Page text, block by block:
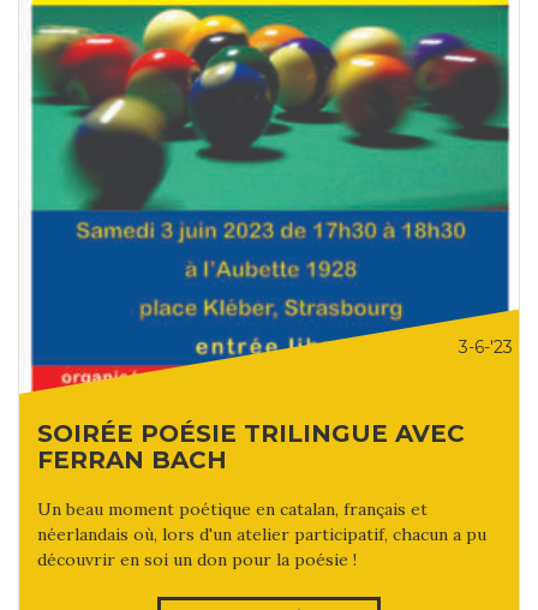
3-6-'23
SOIRÉE POÉSIE TRILINGUE AVEC
FERRAN BACH
Un beau moment poétique en catalan, français et
néerlandais où, lors d'un atelier participatif, chacun a pu
découvrir en soi un don pour la poésie !